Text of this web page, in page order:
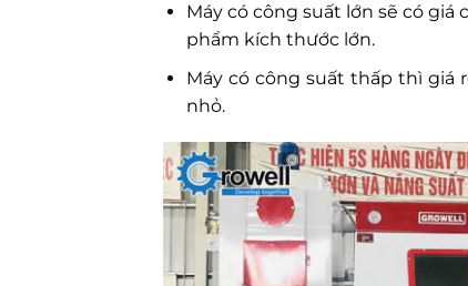
Máy có công suất lớn sẽ có
phẩm kích thước lớn.
Máy có công suất thấp thì giá
nhỏ.